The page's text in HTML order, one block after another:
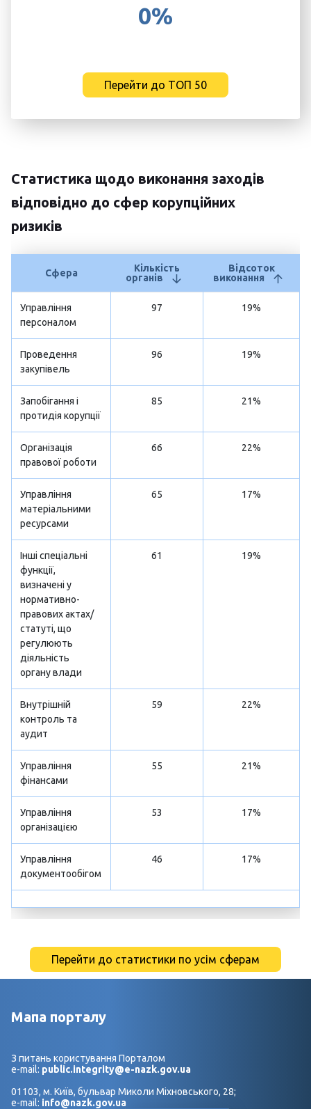
0%
Перейти до ТОП 50
Статистика щодо виконання заходів
відповідно до сфер корупційних
ризиків
Сфера
Кількість
органів
Відсоток
виконання
Управління
персоналом
97 19%
Проведення
закупівель
96 19%
Запобігання і
протидія корупції
85 21%
Організація
правової роботи
66 22%
Управління
матеріальними
ресурсами
65 17%
Інші спеціальні
функції,
визначені у
нормативно-
правових актах/
статуті, що
регулюють
діяльність
органу влади
61 19%
Внутрішній
контроль та
аудит
59 22%
Управління
фінансами
55 21%
Управління
організацією
53 17%
Управління
документообігом
46 17%
Перейти до статистики по усім сферам
Мапа порталу
З питань користування Порталом
e-mail: public.integrity@e-nazk.gov.ua
01103, м. Київ, бульвар Миколи Міхновського, 28;
e-mail: info@nazk.gov.ua